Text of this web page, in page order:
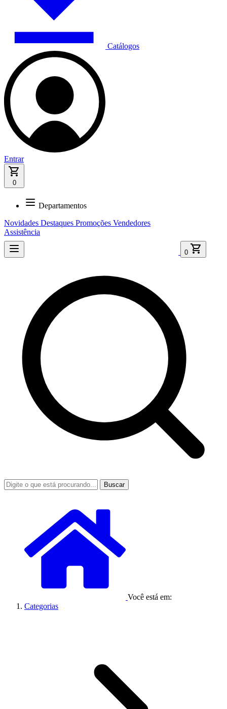
Catálogos
Entrar
0
Departamentos
Novidades Destaques Promoções Vendedores
Assistência
0
Buscar
Você está em:
Categorias